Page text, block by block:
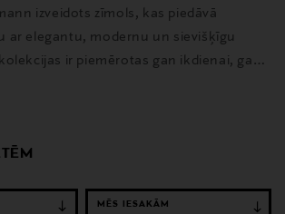
izveidots zīmols, kas piedāvā
ar elegantu, modernu un sievišķīgu
ir piemērotas gan ikdienai, gan